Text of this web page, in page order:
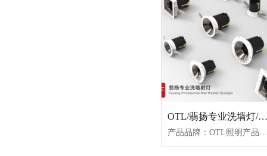
OTL/翡扬专业洗墙灯/OTL-WF-S9-7W-C
产品品牌：OTL照明产品名称：翡扬专业洗墙灯产品型号：OTL-WF-S9-7W-C色温：3000K/3500K/4000K颜色：钛空灰+米白